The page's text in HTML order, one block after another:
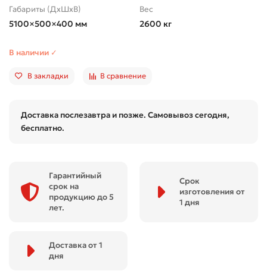
Габариты (ДхШхВ)
5100×500×400 мм
Вес
2600 кг
В наличии ✓
В закладки В сравнение
Доставка послезавтра и позже. Самовывоз сегодня,
бесплатно.
Гарантийный
срок на
продукцию до 5
лет.
Срок
изготовления от
1 дня
Доставка от 1
дня